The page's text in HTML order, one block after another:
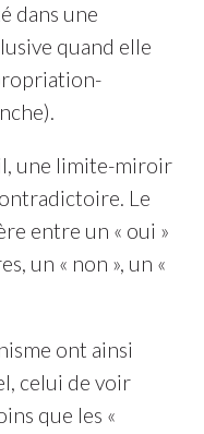
dans une
quand elle
une limite-miroir
Le
entre un « oui »
un « non », un «
ont ainsi
celui de voir
que les «